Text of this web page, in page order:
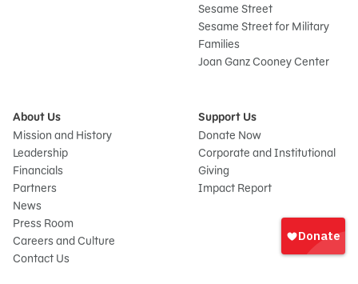
Sesame Street
Sesame Street for Military
Families
Joan Ganz Cooney Center
About Us
Mission and History
Leadership
Financials
Partners
News
Press Room
Careers and Culture
Contact Us
Support Us
Donate Now
Corporate and Institutional
Giving
Impact Report